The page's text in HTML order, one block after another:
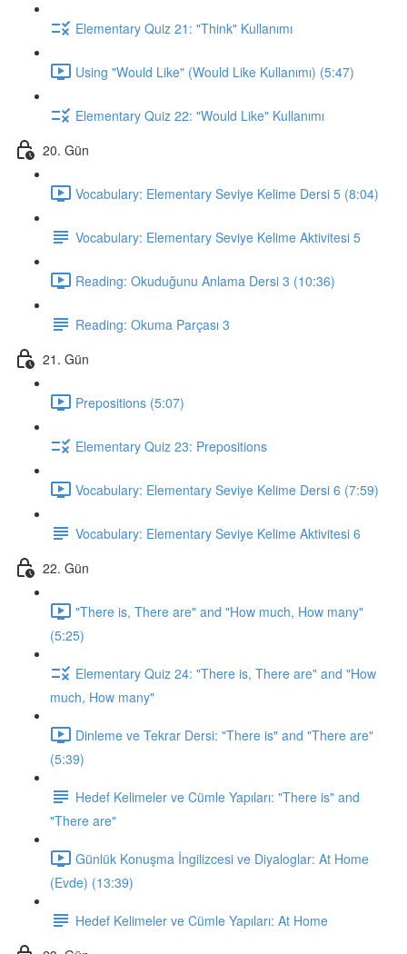
Elementary Quiz 21: "Think" Kullanımı
Using "Would Like" (Would Like Kullanımı) (5:47)
Elementary Quiz 22: "Would Like" Kullanımı
20. Gün
Vocabulary: Elementary Seviye Kelime Dersi 5 (8:04)
Vocabulary: Elementary Seviye Kelime Aktivitesi 5
Reading: Okuduğunu Anlama Dersi 3 (10:36)
Reading: Okuma Parçası 3
21. Gün
Prepositions (5:07)
Elementary Quiz 23: Prepositions
Vocabulary: Elementary Seviye Kelime Dersi 6 (7:59)
Vocabulary: Elementary Seviye Kelime Aktivitesi 6
22. Gün
"There is, There are" and "How much, How many"
(5:25)
Elementary Quiz 24: "There is, There are" and "How
much, How many"
Dinleme ve Tekrar Dersi: "There is" and "There are"
(5:39)
Hedef Kelimeler ve Cümle Yapıları: "There is" and
"There are"
Günlük Konuşma İngilizcesi ve Diyaloglar: At Home
(Evde) (13:39)
Hedef Kelimeler ve Cümle Yapıları: At Home